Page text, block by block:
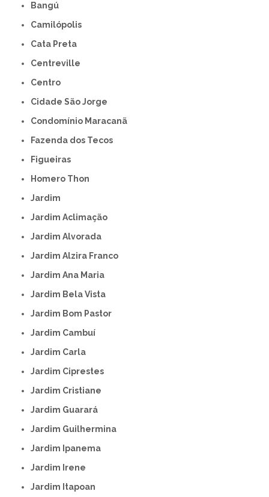
Bangú
Camilópolis
Cata Preta
Centreville
Centro
Cidade São Jorge
Condomínio Maracanã
Fazenda dos Tecos
Figueiras
Homero Thon
Jardim
Jardim Aclimação
Jardim Alvorada
Jardim Alzira Franco
Jardim Ana Maria
Jardim Bela Vista
Jardim Bom Pastor
Jardim Cambuí
Jardim Carla
Jardim Ciprestes
Jardim Cristiane
Jardim Guarará
Jardim Guilhermina
Jardim Ipanema
Jardim Irene
Jardim Itapoan